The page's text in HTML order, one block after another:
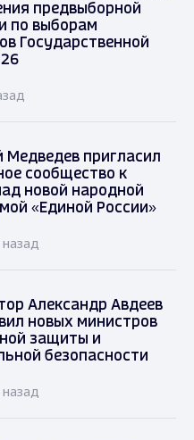
предвыборной
по выборам
Государственной
Медведев пригласил
сообщество к
новой народной
«Единой России»
Александр Авдеев
новых министров
защиты и
безопасности